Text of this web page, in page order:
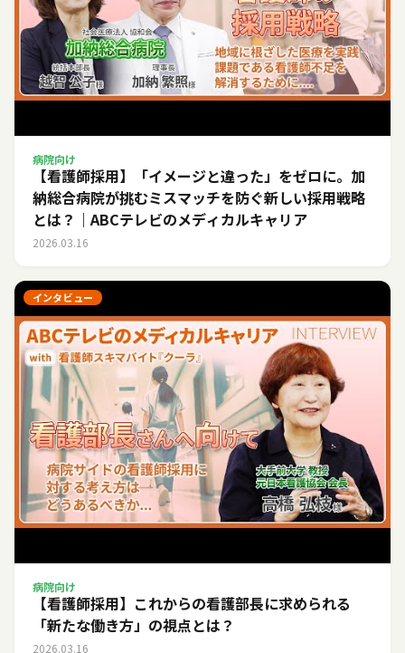
病院向け
【看護師採用】「イメージと違った」をゼロに。加
納総合病院が挑むミスマッチを防ぐ新しい採用戦略
とは？｜ABCテレビのメディカルキャリア
2026.03.16
インタビュー
病院向け
【看護師採用】これからの看護部長に求められる
「新たな働き方」の視点とは？
2026.03.16